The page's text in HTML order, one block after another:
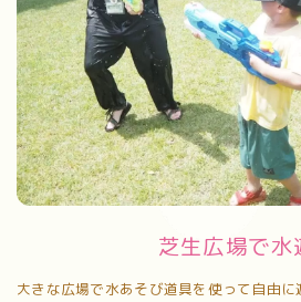
芝生広場で水
大きな広場で水あそび道具を使って自由に